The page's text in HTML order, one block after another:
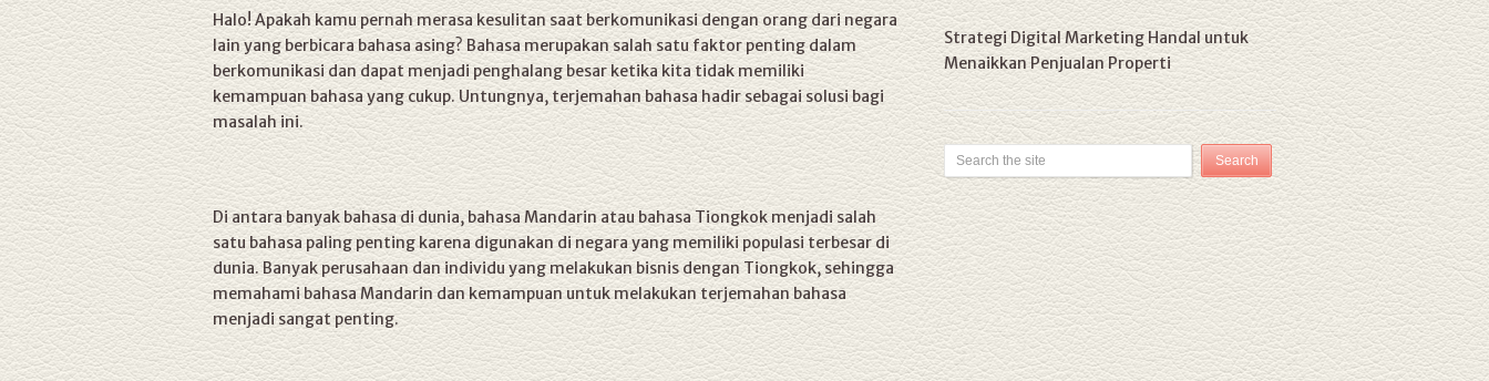
Halo! Apakah kamu pernah merasa kesulitan saat berkomunikasi dengan orang dari negara
lain yang berbicara bahasa asing? Bahasa merupakan salah satu faktor penting dalam
berkomunikasi dan dapat menjadi penghalang besar ketika kita tidak memiliki
kemampuan bahasa yang cukup. Untungnya, terjemahan bahasa hadir sebagai solusi bagi
masalah ini.
Di antara banyak bahasa di dunia, bahasa Mandarin atau bahasa Tiongkok menjadi salah
satu bahasa paling penting karena digunakan di negara yang memiliki populasi terbesar di
dunia. Banyak perusahaan dan individu yang melakukan bisnis dengan Tiongkok, sehingga
memahami bahasa Mandarin dan kemampuan untuk melakukan terjemahan bahasa
menjadi sangat penting.
Strategi Digital Marketing Handal untuk
Menaikkan Penjualan Properti